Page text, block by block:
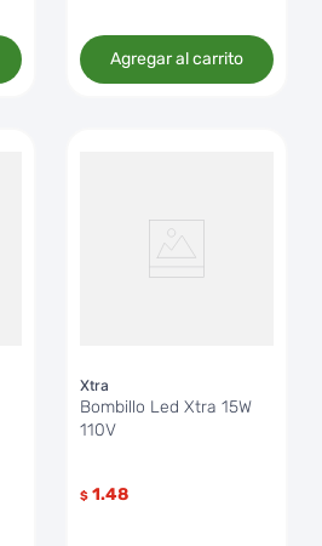
Agregar al carrito
Xtra
Bombillo Led Xtra 15W
110V
$ 1.48